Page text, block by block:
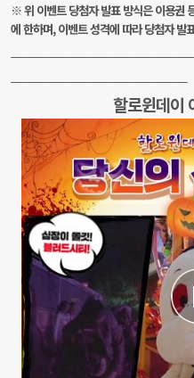
※ 위 이벤트 당첨자 발표 방식은 이용권
에 한하며,이벤트 성격에 따라 당첨자 발
할로윈데이